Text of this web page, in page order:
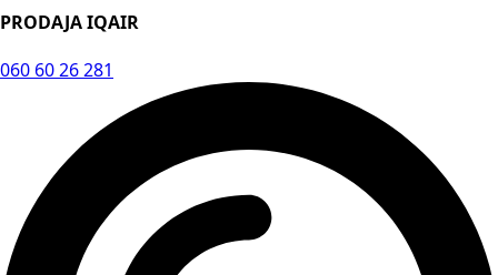
PRODAJA IQAIR
060 60 26 281